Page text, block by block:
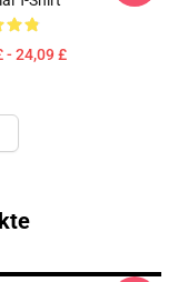
- 24,09 £